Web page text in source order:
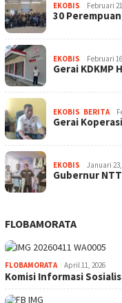
EKOBIS Februari
30
EKOBIS Februari
Gerai KDKMP
EKOBIS BERITA
Gerai
EKOBIS Januari 23,
Gubernur
FLOBAMORATA
FLOBAMORATA April 11, 2026
Komisi Informasi